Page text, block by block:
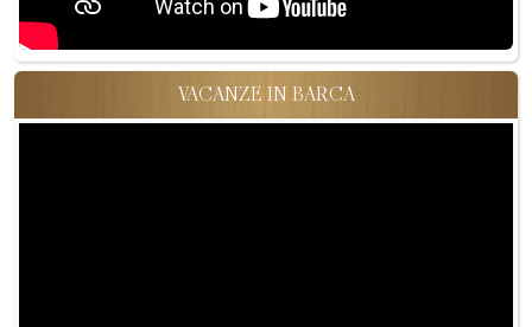
VACANZE IN BARCA